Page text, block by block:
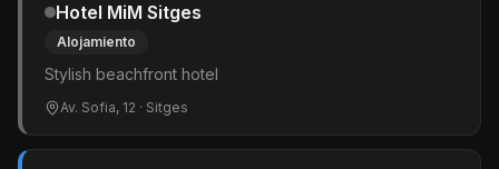
Hotel MiM Sitges
Alojamiento
Stylish beachfront hotel
Av. Sofia, 12 · Sitges